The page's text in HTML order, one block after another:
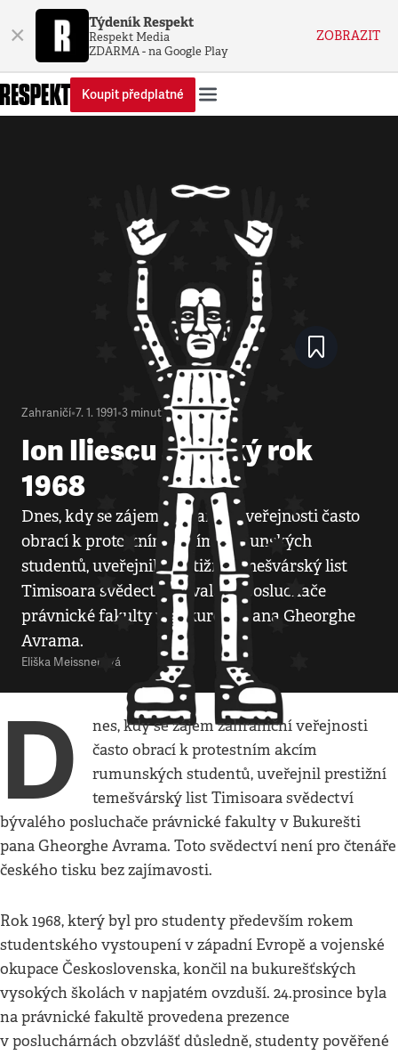
× Týdeník Respekt
Respekt Media
ZDARMA - na Google Play
ZOBRAZIT
Koupit předplatné
Zahraničí•7. 1. 1991•3 minuty
Ion Iliescu a český rok
1968
Dnes, kdy se zájem zahraniční veřejnosti často
obrací k protestním akcím rumunských
studentů, uveřejnil prestižní temešvárský list
Timisoara svědectví bývalého posluchače
právnické fakulty v Bukurešti pana Gheorghe
Avrama.
Eliška Meissnerová
D
nes, kdy se zájem zahraniční veřejnosti
často obrací k protestním akcím
rumunských studentů, uveřejnil prestižní
temešvárský list Timisoara svědectví
bývalého posluchače právnické fakulty v Bukurešti
pana Gheorghe Avrama. Toto svědectví není pro čtenáře
českého tisku bez zajímavosti.
Rok 1968, který byl pro studenty především rokem
studentského vystoupení v západní Evropě a vojenské
okupace Československa, končil na bukurešťských
vysokých školách v napjatém ovzduší. 24.prosince byla
na právnické fakultě provedena prezence
v posluchárnách obzvlášť důsledně, studenty pověřené